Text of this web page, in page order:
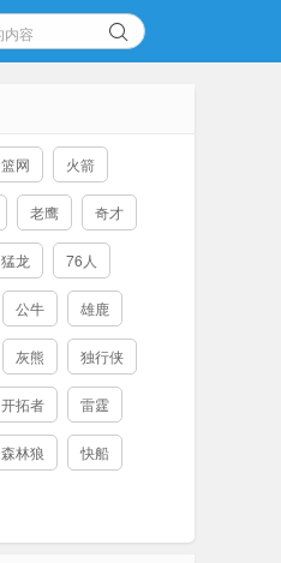
篮网 火箭
老鹰 奇才
猛龙 76人
公牛 雄鹿
灰熊 独行侠
开拓者 雷霆
森林狼 快船